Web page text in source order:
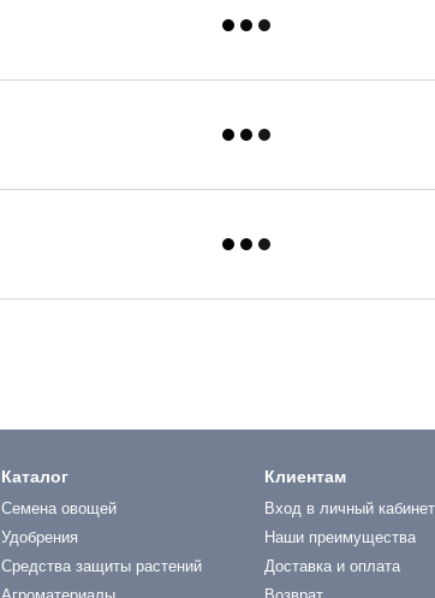
Каталог
Семена овощей
Удобрения
Средства защиты растений
Клиентам
Вход в личный кабинет
Наши преимущества
Доставка и оплата